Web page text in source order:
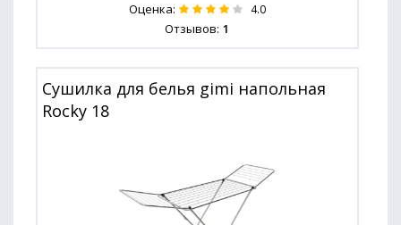
Оценка: 4.0
Отзывов: 1
Сушилка для белья gimi напольная
Rocky 18